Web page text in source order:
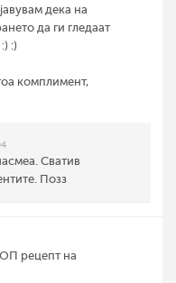
дека на
да ги гледаат
:)
комплимент,
Сватив
Позз
рецепт на